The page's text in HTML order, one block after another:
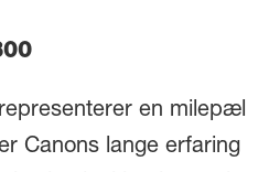
en milepæl
Canons lange erfaring